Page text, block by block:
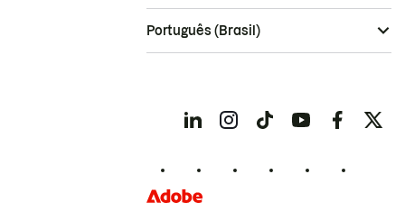
Português (Brasil)